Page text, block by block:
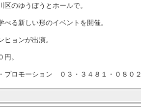
のゆうぼうとホールで。
る新しい形のイベントを開催。
ョンが出演。
。
プロモーション ０３・３４８１・０８０２